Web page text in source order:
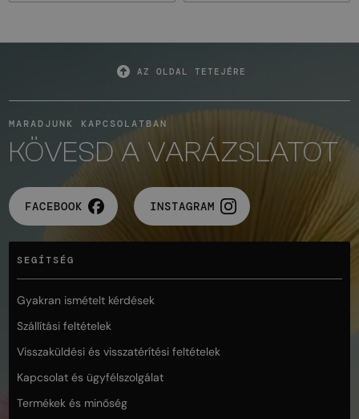
AZ OLDAL TETEJÉRE
MARADJUNK KAPCSOLATBAN
KÖVESD A VARÁZSLATOT
FACEBOOK INSTAGRAM
SEGÍTSÉG
Gyakran ismételt kérdések
Szállítási feltételek
Visszaküldési és visszatérítési feltételek
Kapcsolat és ügyfélszolgálat
Termékek és minőség